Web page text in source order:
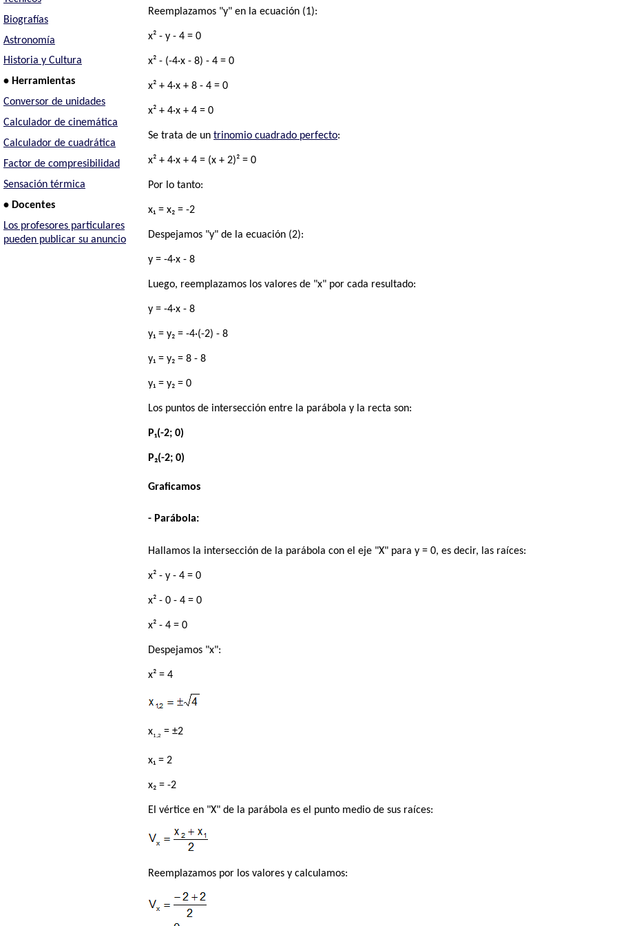
Biografías
Astronomía
Historia y Cultura
• Herramientas
Conversor de unidades
Calculador de cinemática
Calculador de cuadrática
Factor de compresibilidad
Sensación térmica
• Docentes
Los profesores particulares
pueden publicar su anuncio
Reemplazamos "y" en la ecuación (1):
x² - y - 4 = 0
x² - (-4·x - 8) - 4 = 0
x² + 4·x + 8 - 4 = 0
x² + 4·x + 4 = 0
Se trata de untrinomio cuadrado perfecto:
x² + 4·x + 4 = (x + 2)² = 0
Por lo tanto:
x₁ = x₂ = -2
Despejamos "y" de la ecuación (2):
y = -4·x - 8
Luego, reemplazamos los valores de "x" por cada resultado:
y = -4·x - 8
y₁ = y₂ = -4·(-2) - 8
y₁ = y₂ = 8 - 8
y₁ = y₂ = 0
Los puntos de intersección entre la parábola y la recta son:
P₁(-2; 0)
P₂(-2; 0)
Graficamos
- Parábola:
Hallamos la intersección de la parábola con el eje "X" para y = 0, es decir, las raíces:
x² - y - 4 = 0
x² - 0 - 4 = 0
x² - 4 = 0
Despejamos "x":
x² = 4
x1,2 = ±2
x₁ = 2
x₂ = -2
El vértice en "X" de la parábola es el punto medio de sus raíces:
Reemplazamos por los valores y calculamos: